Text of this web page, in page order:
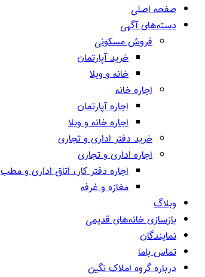
صفحه اصلی
دسته‌های آگهی
فروش مسکونی
خرید آپارتمان
خانه و ویلا
اجاره خانه
اجاره آپارتمان
اجاره خانه و ویلا
خرید دفتر اداری و تجاری
اجاره اداری و تجاری
اجاره دفتر کار، اتاق اداری و مطب
مغازه و غرفه
وبلاگ
بازسازی خانه‌های قدیمی
نمایندگان
تماس باما
درباره گروه املاک نگین